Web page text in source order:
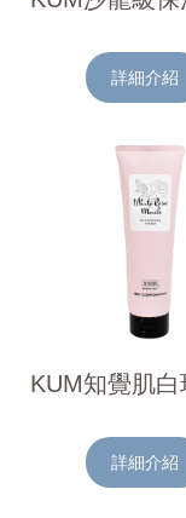
詳細介紹
詳細介紹